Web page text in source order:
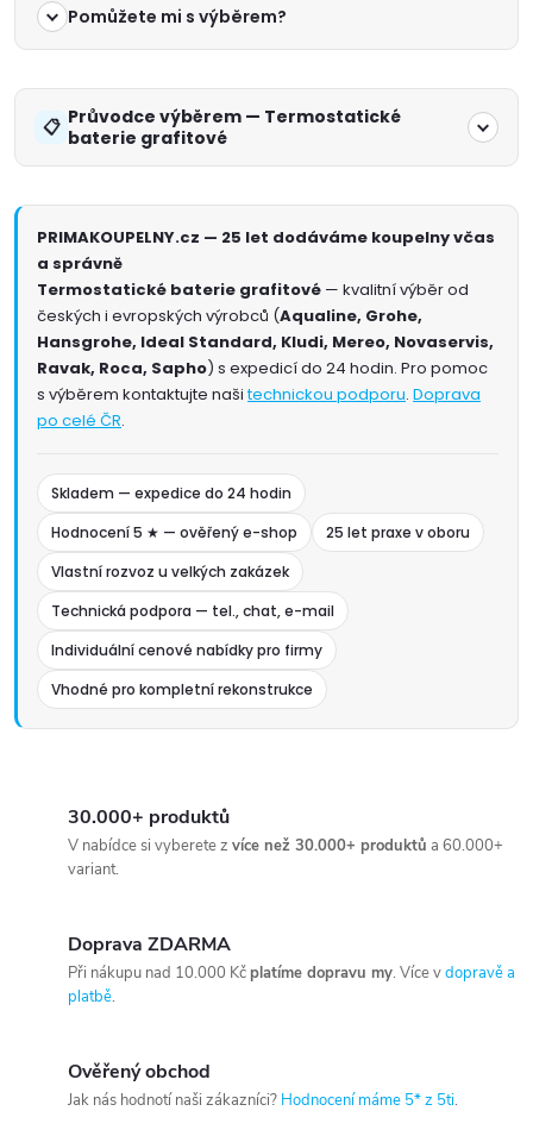
Pomůžete mi s výběrem?
Průvodce výběrem — Termostatické
baterie grafitové
PRIMAKOUPELNY.cz — 25 let dodáváme koupelny včas
a správně
Termostatické baterie grafitové — kvalitní výběr od
českých i evropských výrobců (Aqualine, Grohe,
Hansgrohe, Ideal Standard, Kludi, Mereo, Novaservis,
Ravak, Roca, Sapho) s expedicí do 24 hodin. Pro pomoc
s výběrem kontaktujte našitechnickou podporu. Doprava
po celé ČR.
Skladem — expedice do 24 hodin
Hodnocení 5 ★ — ověřený e-shop
25 let praxe v oboru
Vlastní rozvoz u velkých zakázek
Technická podpora — tel., chat, e-mail
Individuální cenové nabídky pro firmy
Vhodné pro kompletní rekonstrukce
30.000+ produktů
V nabídce si vyberete z více než 30.000+ produktů a 60.000+
variant.
Doprava ZDARMA
Při nákupu nad 10.000 Kčplatíme dopravu my. Více vdopravě a
platbě.
Ověřený obchod
Jak nás hodnotí naši zákazníci? Hodnocení máme 5* z 5ti.